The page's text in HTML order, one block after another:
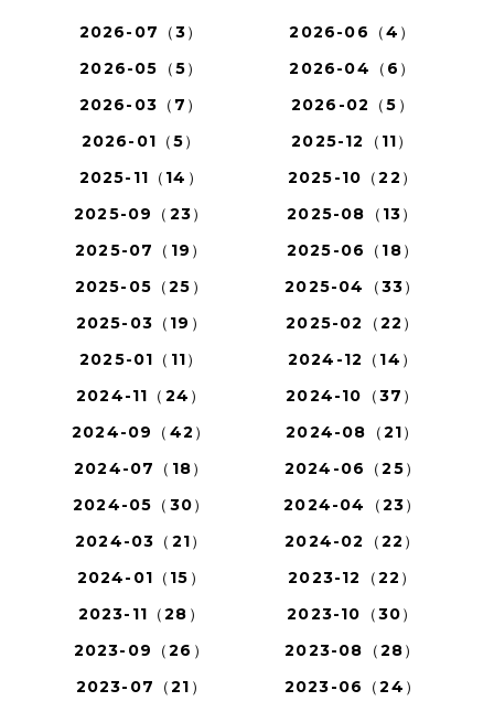
2026-07（3）
2026-06（4）
2026-05（5）
2026-04（6）
2026-03（7）
2026-02（5）
2026-01（5）
2025-12（11）
2025-11（14）
2025-10（22）
2025-09（23）
2025-08（13）
2025-07（19）
2025-06（18）
2025-05（25）
2025-04（33）
2025-03（19）
2025-02（22）
2025-01（11）
2024-12（14）
2024-11（24）
2024-10（37）
2024-09（42）
2024-08（21）
2024-07（18）
2024-06（25）
2024-05（30）
2024-04（23）
2024-03（21）
2024-02（22）
2024-01（15）
2023-12（22）
2023-11（28）
2023-10（30）
2023-09（26）
2023-08（28）
2023-07（21）
2023-06（24）